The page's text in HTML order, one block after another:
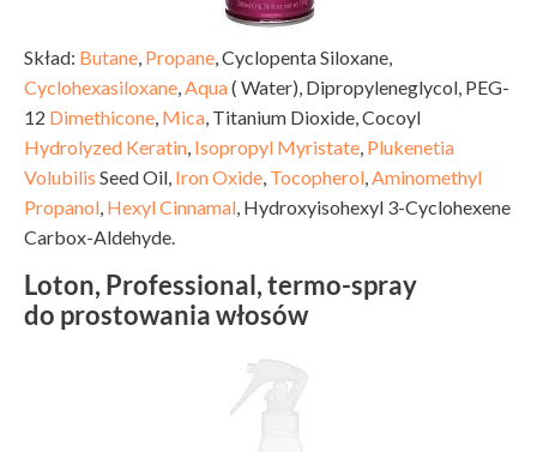
Skład: Butane Propane , Cyclopenta Siloxane,
Cyclohexasiloxane Aqua( Water), Dipropyleneglycol, PEG-
12 Dimethicone Mica , Titanium Dioxide, Cocoyl
Hydrolyzed Keratin Isopropyl Myristate Plukenetia
Volubilis Seed Oil, Iron Oxide Tocopherol Aminomethyl
Propanol Hexyl Cinnamal , Hydroxyisohexyl 3-Cyclohexene
Carbox-Aldehyde.
Loton, Professional, termo-spray
do prostowania włosów